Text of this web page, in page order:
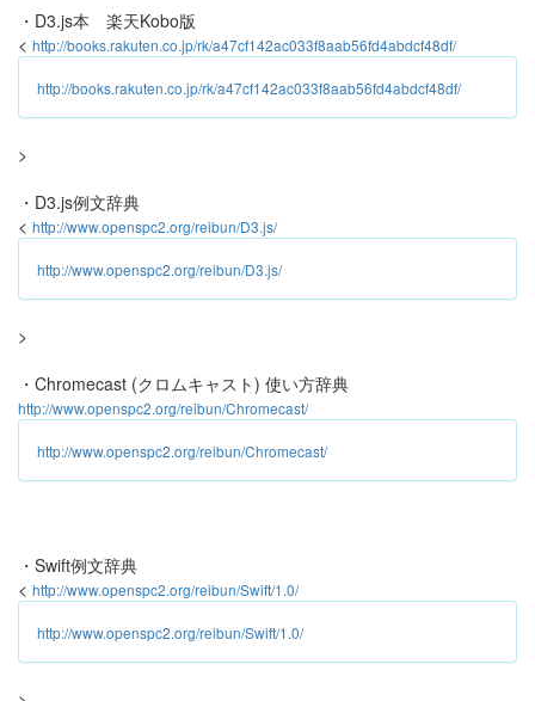
・D3.js本 楽天Kobo版
< http://books.rakuten.co.jp/rk/a47cf142ac033f8aab56fd4abdcf48df/
http://books.rakuten.co.jp/rk/a47cf142ac033f8aab56fd4abdcf48df/
>
・D3.js例文辞典
< http://www.openspc2.org/reibun/D3.js/
http://www.openspc2.org/reibun/D3.js/
>
・Chromecast (クロムキャスト) 使い方辞典
http://www.openspc2.org/reibun/Chromecast/
http://www.openspc2.org/reibun/Chromecast/
・Swift例文辞典
< http://www.openspc2.org/reibun/Swift/1.0/
http://www.openspc2.org/reibun/Swift/1.0/